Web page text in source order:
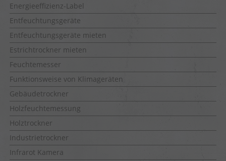
Energieeffizienz-Label
Entfeuchtungsgeräte
Entfeuchtungsgeräte mieten
Estrichtrockner mieten
Feuchtemesser
Funktionsweise von Klimageräten
Gebäudetrockner
Holzfeuchtemessung
Holztrockner
Industrietrockner
Infrarot Kamera